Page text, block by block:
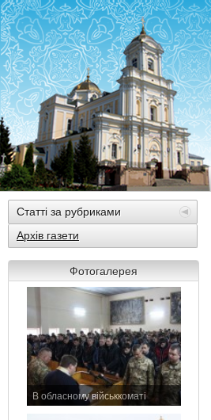
Статті за рубриками
Архів газети
Фотогалерея
В обласному військкоматі